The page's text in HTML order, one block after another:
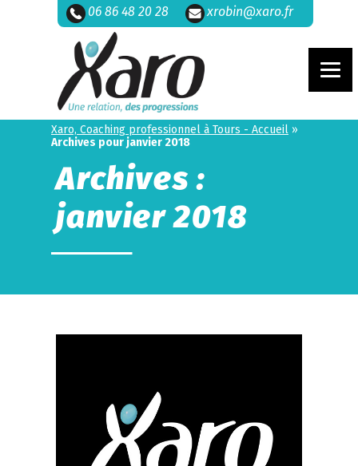
06 86 48 20 28 xrobin@xaro.fr
Xaro, Coaching professionnel à Tours - Accueil »
Archives pour janvier 2018
Archives :
janvier 2018